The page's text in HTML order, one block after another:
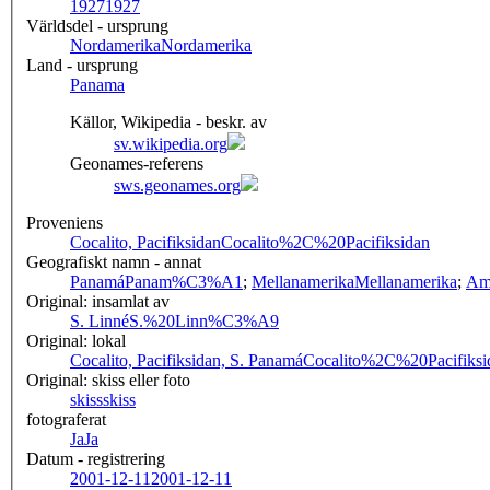
19271927
Världsdel - ursprung
NordamerikaNordamerika
Land - ursprung
Panama
Källor, Wikipedia - beskr. av
sv.wikipedia.org
Geonames-referens
sws.geonames.org
Proveniens
Cocalito, PacifiksidanCocalito%2C%20Pacifiksidan
Geografiskt namn - annat
PanamáPanam%C3%A1 ; MellanamerikaMellanamerika;
Original: insamlat av
S. LinnéS.%20Linn%C3%A9
Original: lokal
Cocalito, Pacifiksidan, S. Panamá
Original: skiss eller foto
skissskiss
fotograferat
JaJa
Datum - registrering
2001-12-11 2001-12-11